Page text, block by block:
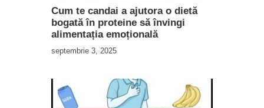
Cum te candai a ajutora o dietă
bogată în proteine ​​să învingi
alimentația emoțională
septembrie 3, 2025